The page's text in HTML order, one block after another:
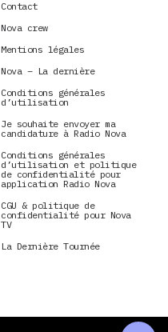
Contact
Nova crew
Mentions légales
Nova – La dernière
Conditions générales
d’utilisation
Je souhaite envoyer ma
candidature à Radio Nova
Conditions générales
d’utilisation et politique
de confidentialité pour
application Radio Nova
CGU & politique de
confidentialité pour Nova
TV
La Dernière Tournée